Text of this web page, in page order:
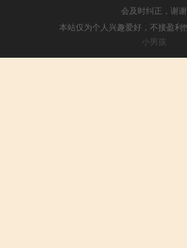
会及时纠正，谢谢
本站仅为个人兴趣爱好，不接盈利
小男孩